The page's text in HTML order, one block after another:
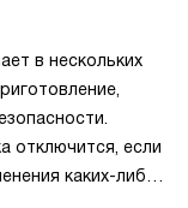
в нескольких
отключится, если
каких-либо